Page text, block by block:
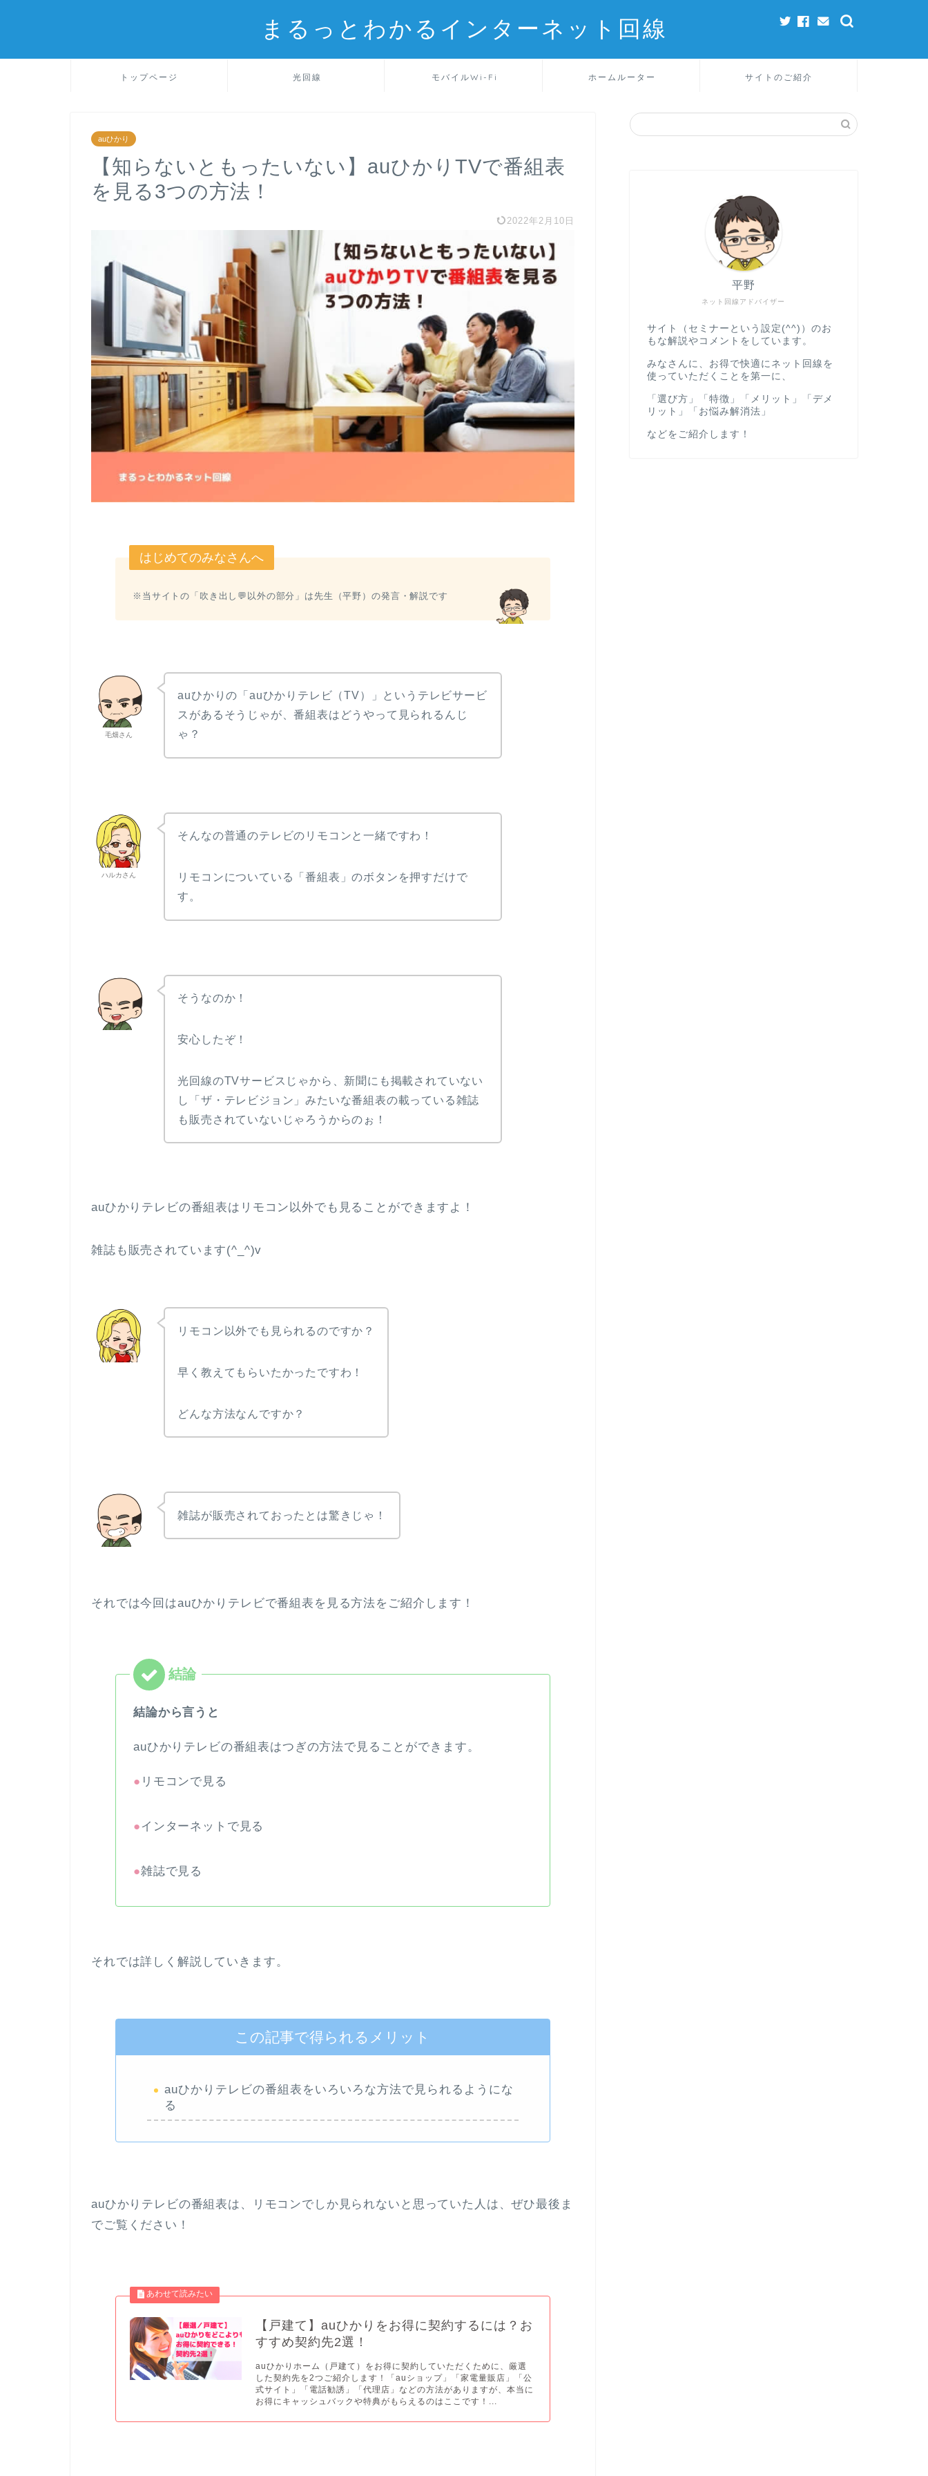
まるっとわかるインターネット回線
トップページ 光回線 モバイルWi-Fi ホームルーター サイトのご紹介
auひかり
【知らないともったいない】auひかりTVで番組表
を見る3つの方法！
2022年2月10日
はじめてのみなさんへ
※当サイトの「吹き出し💬以外の部分」は先生（平野）の発言・解説です
毛畑さん
auひかりの「auひかりテレビ（TV）」というテレビサービ
スがあるそうじゃが、番組表はどうやって見られるんじ
ゃ？
ハルカさん
そんなの普通のテレビのリモコンと一緒ですわ！
リモコンについている「番組表」のボタンを押すだけで
す。
そうなのか！
安心したぞ！
光回線のTVサービスじゃから、新聞にも掲載されていない
し「ザ・テレビジョン」みたいな番組表の載っている雑誌
も販売されていないじゃろうからのぉ！
auひかりテレビの番組表はリモコン以外でも見ることができますよ！
雑誌も販売されています(^_^)v
リモコン以外でも見られるのですか？
早く教えてもらいたかったですわ！
どんな方法なんですか？
雑誌が販売されておったとは驚きじゃ！
それでは今回はauひかりテレビで番組表を見る方法をご紹介します！
結論から言うと
auひかりテレビの番組表はつぎの方法で見ることができます。
● リモコンで見る
●インターネットで見る
●雑誌で見る
それでは詳しく解説していきます。
この記事で得られるメリット
auひかりテレビの番組表をいろいろな方法で見られるようにな
る
auひかりテレビの番組表は、リモコンでしか見られないと思っていた人は、ぜひ最後ま
でご覧ください！
【戸建て】auひかりをお得に契約するには？お
すすめ契約先2選！
auひかりホーム（戸建て）をお得に契約していただくために、厳選
した契約先を2つご紹介します！「auショップ」「家電量販店」「公
式サイト」「電話勧誘」「代理店」などの方法がありますが、本当に
お得にキャッシュバックや特典がもらえるのはここです！...
ネット回線アドバイザー
平野
サイト（セミナーという設定(^^)）のお
もな解説やコメントをしています。
みなさんに、お得で快適にネット回線を
使っていただくことを第一に、
「選び方」「特徴」「メリット」「デメ
リット」「お悩み解消法」
などをご紹介します！